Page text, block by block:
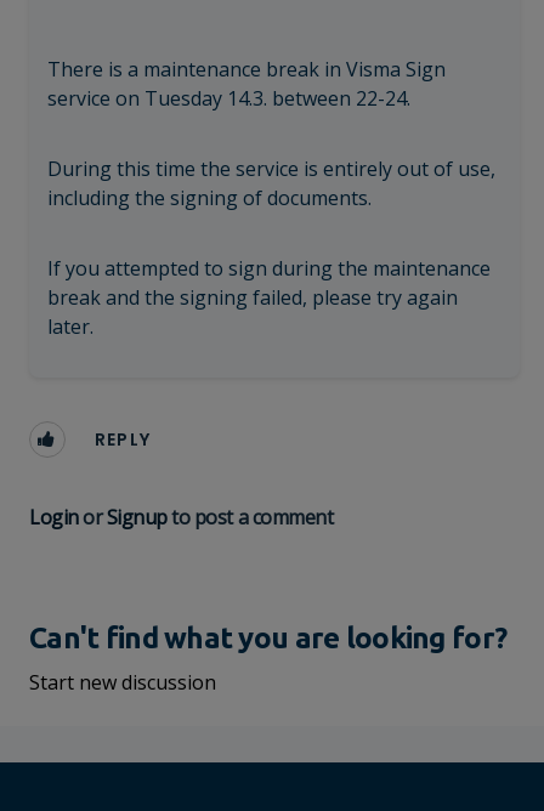
There is a maintenance break in Visma Sign
service on Tuesday 14.3. between 22-24.
During this time the service is entirely out of use,
including the signing of documents.
If you attempted to sign during the maintenance
break and the signing failed, please try again
later.
REPLY
LoginorSignupto post a comment
Can't find what you are looking for?
Start new discussion